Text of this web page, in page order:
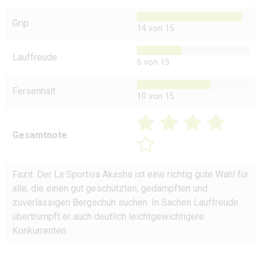
Grip 14 von 15
Lauffreude 6 von 15
Fersenhalt 10 von 15
Gesamtnote
Fazit: Der La Sportiva Akasha ist eine richtig gute Wahl für
alle, die einen gut geschützten, gedämpften und
zuverlässigen Bergschuh suchen. In Sachen Lauffreude
übertrumpft er auch deutlich leichtgewichtigere
Konkurrenten.